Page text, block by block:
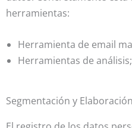
herramientas:
Herramienta de email
Herramientas de
Segmentación y